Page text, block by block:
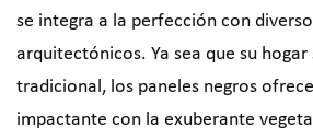
se integra a la perfección con
arquitectónicos. Ya sea que su
tradicional, los paneles negros
impactante con la exuberante